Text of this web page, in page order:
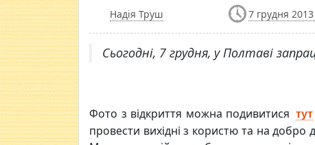
Надія Труш 7 грудня
Сьогодні, 7 грудня, у Полтаві
Фото з відкриття можна подивитися тут
провести вихідні з користю та на добро